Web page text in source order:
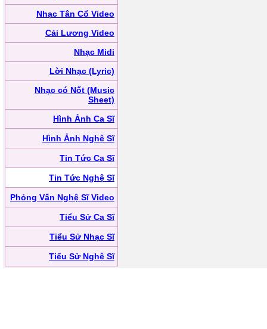
Nhạc Tân Cổ Video
Cải Lương Video
Nhạc Midi
Lời Nhạc (Lyric)
Nhạc có Nốt (Music
Sheet)
Hình Ảnh Ca Sĩ
Hình Ảnh Nghệ Sĩ
Tin Tức Ca Sĩ
Tin Tức Nghệ Sĩ
Phỏng Vấn Nghệ Sĩ Video
Tiểu Sử Ca Sĩ
Tiểu Sử Nhạc Sĩ
Tiểu Sử Nghệ Sĩ